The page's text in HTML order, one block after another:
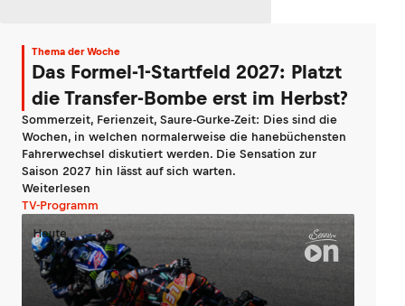
Thema der Woche
Das Formel-1-Startfeld 2027: Platzt
die Transfer-Bombe erst im Herbst?
Sommerzeit, Ferienzeit, Saure-Gurke-Zeit: Dies sind die
Wochen, in welchen normalerweise die hanebüchensten
Fahrerwechsel diskutiert werden. Die Sensation zur
Saison 2027 hin lässt auf sich warten.
Weiterlesen
TV-Programm
Heute